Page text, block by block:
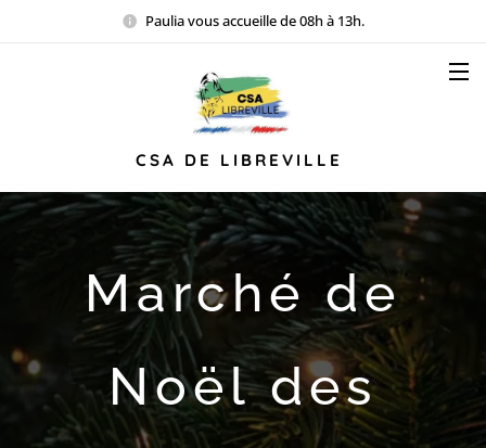
Paulia vous accueille de 08h à 13h.
CSA DE LIBREVILLE
Marché de
Noël des